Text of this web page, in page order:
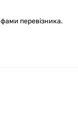
перевізника.